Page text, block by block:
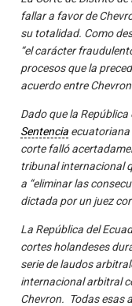
fallar a favor de
su totalidad. Como
“el carácter
procesos que la
acuerdo entre
Dado que la
Sentencia ecuatoriana
corte falló
tribunal internacional
a “eliminar las
dictada por un juez
La República del
cortes holandeses
serie de laudos
internacional arbitral
Chevron. Todas esas